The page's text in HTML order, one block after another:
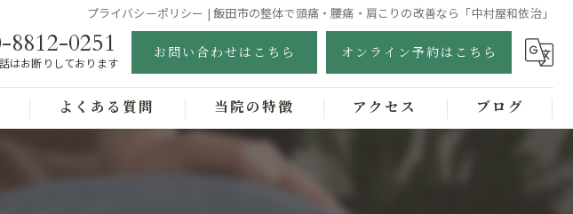
プライバシーポリシー | 飯田市の整体で頭痛・腰痛・肩こりの改善なら「中村屋和依治」
8812-0251
はお断りしております
お問い合わせはこちら オンライン予約はこちら
よくある質問 当院の特徴
ゴッドクリーナー
アクセス ブログ